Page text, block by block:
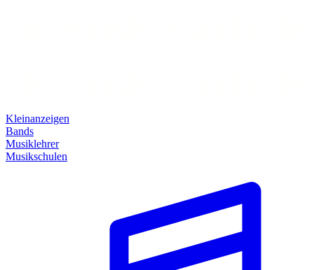
Kleinanzeigen
Bands
Musiklehrer
Musikschulen